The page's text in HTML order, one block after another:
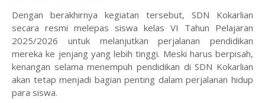
‎Dengan berakhirnya kegiatan tersebut, SDN Kokarlian
secara resmi melepas siswa kelas VI Tahun Pelajaran
2025/2026 untuk melanjutkan perjalanan pendidikan
mereka ke jenjang yang lebih tinggi. Meski harus berpisah,
kenangan selama menempuh pendidikan di SDN Kokarlian
akan tetap menjadi bagian penting dalam perjalanan hidup
para siswa.